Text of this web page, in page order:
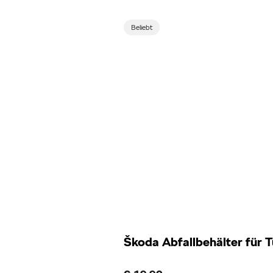
Beliebt
Škoda Abfallbehälter für